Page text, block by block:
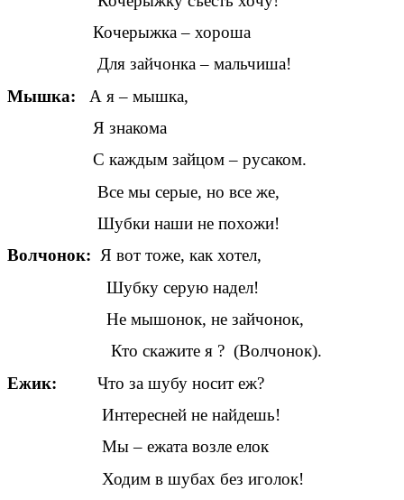
Кочерыжка – хороша
Для зайчонка – мальчиша!
Мышка: А я – мышка,
Я знакома
С каждым зайцом – русаком.
Все мы серые, но все же,
Шубки наши не похожи!
Волчонок: Я вот тоже, как хотел,
Шубку серую надел!
Не мышонок, не зайчонок,
Кто скажите я ? (Волчонок).
Ежик: Что за шубу носит еж?
Интересней не найдешь!
Мы – ежата возле елок
Ходим в шубах без иголок!